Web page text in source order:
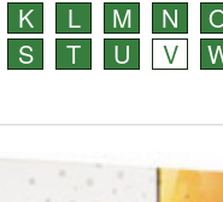
K L M N
S T U V